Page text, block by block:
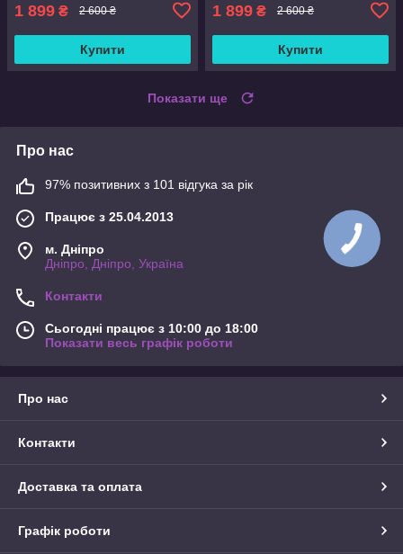
1 899 ₴ 2 600 ₴
Купити
1 899 ₴ 2 600 ₴
Купити
Показати ще
Про нас
97% позитивних з 101 відгука за рік
Працює з 25.04.2013
м. Дніпро
Дніпро, Дніпро, Україна
Контакти
Сьогодні працює з 10:00 до 18:00
Показати весь графік роботи
Про нас
Контакти
Доставка та оплата
Графік роботи